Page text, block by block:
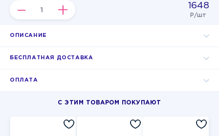
– + 1648
Р/шт
ОПИСАНИЕ
БЕСПЛАТНАЯ ДОСТАВКА
ОПЛАТА
С ЭТИМ ТОВАРОМ ПОКУПАЮТ